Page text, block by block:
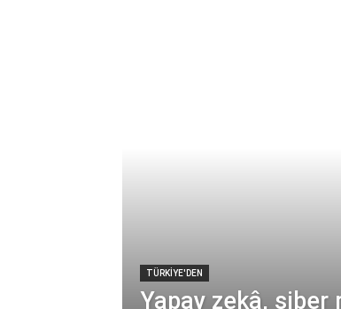
TÜRKİYE'DEN
Yapay zekâ, siber